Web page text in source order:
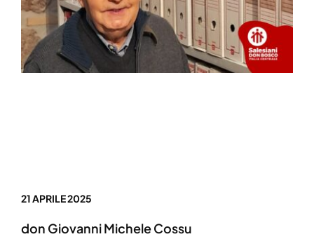
21 APRILE 2025
don Giovanni Michele Cossu